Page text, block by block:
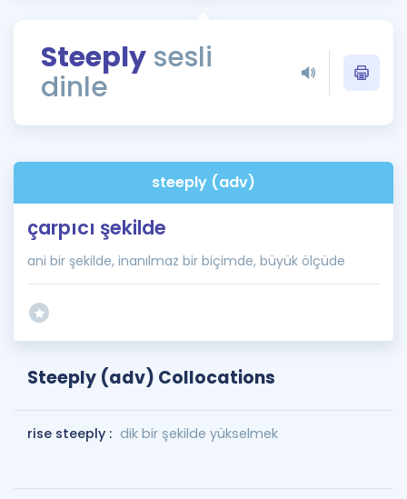
Rehberlik Aracı
ÖSYM Sınav Takvimi
İngilizce Gramer
Steeply sesli
dinle
steeply (adv)
çarpıcı şekilde
ani bir şekilde, inanılmaz bir biçimde, büyük ölçüde
Steeply (adv) Collocations
rise steeply : dik bir şekilde yükselmek